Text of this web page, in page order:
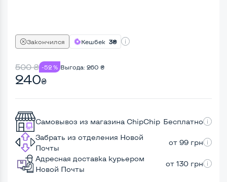
Закончился Кешбек 3₴
500₴ -52 % Выгода: 260 ₴
240₴
Самовывоз из магазина ChipChip Бесплатно
Забрать из отделения Новой
Почты
от 99 грн
Адресная доставка курьером
Новой Почты
от 130 грн